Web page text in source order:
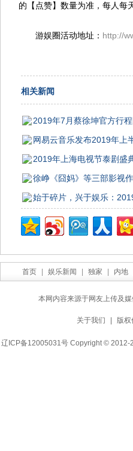
的【点赞】数量为准，每人每
游娱圈活动地址： http://
相关新闻
2019年7月蔡徐坤官方行
网易云音乐发布2019年上
2019年上海电视节泰剧
徐峥《囧妈》等三部影视
始于碎片，兴于娱乐：
首页 娱乐新闻 独家 内地
本网内容来源于网友上传及
关于我们 版权
辽ICP备12005031号 Copyright © 2012-